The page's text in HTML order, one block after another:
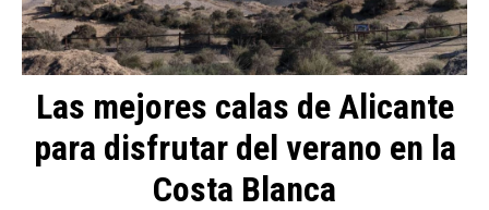
Las mejores calas de Alicante
para disfrutar del verano en la
Costa Blanca